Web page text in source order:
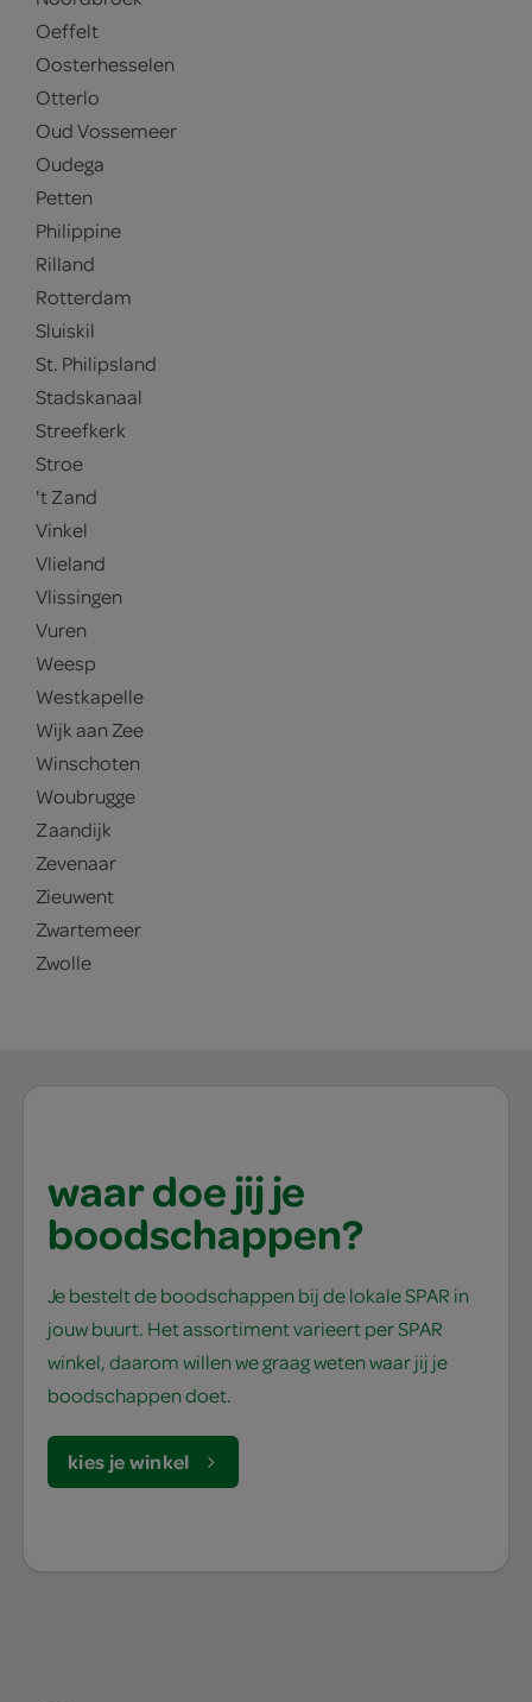
Oeffelt
Oosterhesselen
Otterlo
Oud Vossemeer
Oudega
Petten
Philippine
Rilland
Rotterdam
Sluiskil
St. Philipsland
Stadskanaal
Streefkerk
Stroe
't Zand
Vinkel
Vlieland
Vlissingen
Vuren
Weesp
Westkapelle
Wijk aan Zee
Winschoten
Woubrugge
Zaandijk
Zevenaar
Zieuwent
Zwartemeer
Zwolle
waar doe jij je
boodschappen?
Je bestelt de boodschappen bij de lokale SPAR in
jouw buurt. Het assortiment varieert per SPAR
winkel, daarom willen we graag weten waar jij je
boodschappen doet.
kies je winkel